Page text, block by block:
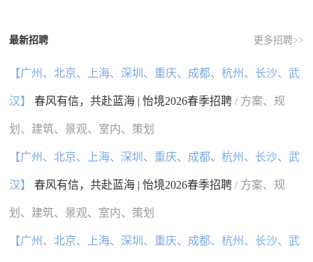
国外
最新招聘 更多招聘>>
【广州、北京、上海、深圳、重庆、成都、杭州、长沙、武
汉】 春风有信，共赴蓝海 | 怡境2026春季招聘/ 方案、规
划、建筑、景观、室内、策划
【广州、北京、上海、深圳、重庆、成都、杭州、长沙、武
汉】 春风有信，共赴蓝海 | 怡境2026春季招聘/ 方案、规
划、建筑、景观、室内、策划
【广州、北京、上海、深圳、重庆、成都、杭州、长沙、武